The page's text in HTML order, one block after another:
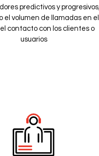
predictivos y progresivos,
el volumen de llamadas en el
contacto con los clientes o
usuarios